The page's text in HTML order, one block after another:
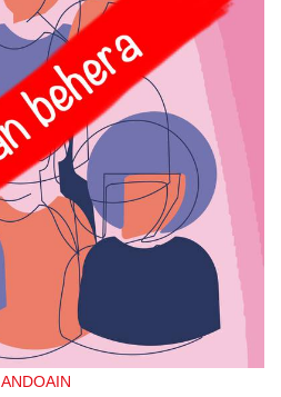
ANDOAIN